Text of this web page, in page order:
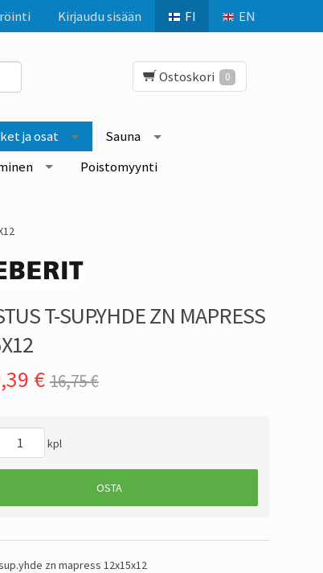
FI EN
Kirjaudu sisään
Ostoskori 0
ja osat
Sauna
Poistomyynti
T-SUP.YHDE ZN MAPRESS
€ 16,75 €
kpl
OSTA
zn mapress 12x15x12